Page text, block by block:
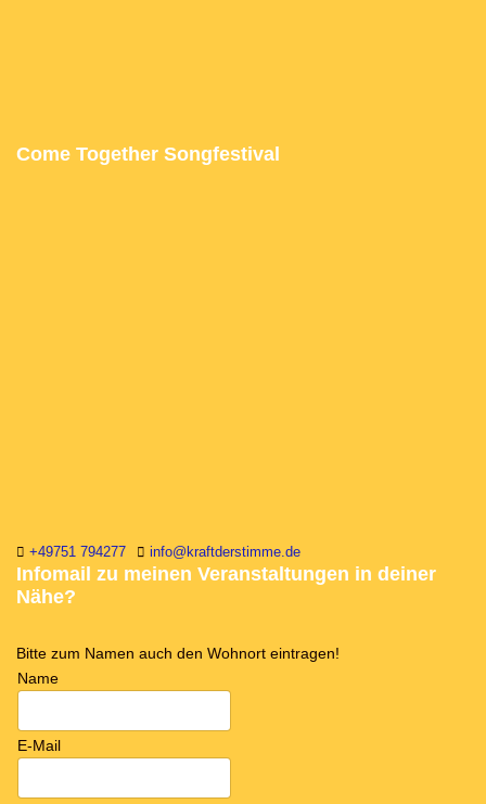
Come Together Songfestival
+49751 794277 info@kraftderstimme.de
Infomail zu meinen Veranstaltungen in deiner
Nähe?
Bitte zum Namen auch den Wohnort eintragen!
Name
E-Mail